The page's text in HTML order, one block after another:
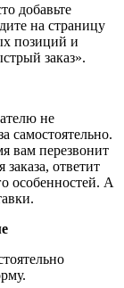
добавьте
на страницу
позиций и
заказ».
не
самостоятельно.
вам перезвонит
ответит
особенностей. А